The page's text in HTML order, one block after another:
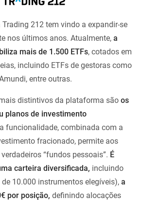
Trading 212 tem vindo a expandir-se
nos últimos anos. Atualmente, a
mais de 1.500 ETFs, cotados em
incluindo ETFs de gestoras como
entre outras.
distintivos da plataforma são os
planos de investimento
funcionalidade, combinada com a
fracionado, permite aos
“fundos pessoais”. É
carteira diversificada, incluindo
de 10.000 instrumentos elegíveis), a
por posição, definindo alocações